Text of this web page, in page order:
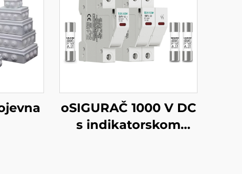
oSIGURAČ 1000 V DC
s indikatorskom